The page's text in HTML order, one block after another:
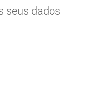
seus dados